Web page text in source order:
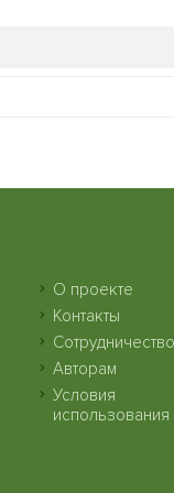
О проекте
Контакты
Сотрудничество
Авторам
Условия
использования